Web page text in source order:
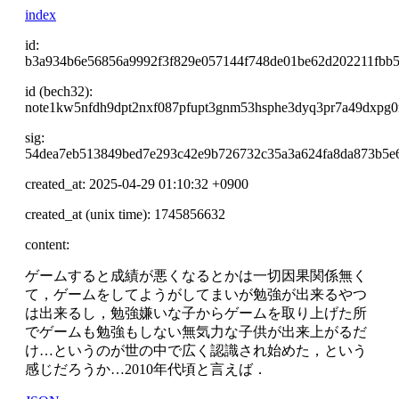
index
id:
id (bech32):
sig:
created_at: 2025-04-29 01:10:32 +0900
created_at (unix time): 1745856632
content:
ゲームすると成績が悪くなるとかは一切因果関係無く
て，ゲームをしてようがしてまいが勉強が出来るやつ
は出来るし，勉強嫌いな子からゲームを取り上げた所
でゲームも勉強もしない無気力な子供が出来上がるだ
け…というのが世の中で広く認識され始めた，という
感じだろうか…2010年代頃と言えば．